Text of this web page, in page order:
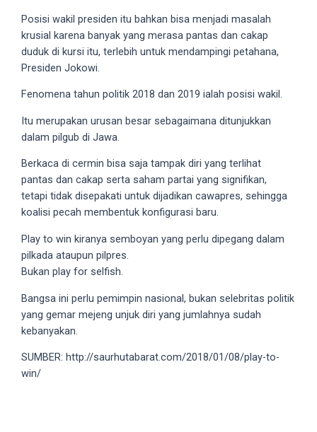
Posisi wakil presiden itu bahkan bisa menjadi masalah
krusial karena banyak yang merasa pantas dan cakap
duduk di kursi itu, terlebih untuk mendampingi petahana,
Presiden Jokowi.
Fenomena tahun politik 2018 dan 2019 ialah posisi wakil.
Itu merupakan urusan besar sebagaimana ditunjukkan
dalam pilgub di Jawa.
Berkaca di cermin bisa saja tampak diri yang terlihat
pantas dan cakap serta saham partai yang signifikan,
tetapi tidak disepakati untuk dijadikan cawapres, sehingga
koalisi pecah membentuk konfigurasi baru.
Play to win kiranya semboyan yang perlu dipegang dalam
pilkada ataupun pilpres.
Bukan play for selfish.
Bangsa ini perlu pemimpin nasional, bukan selebritas politik
yang gemar mejeng unjuk diri yang jumlahnya sudah
kebanyakan.
SUMBER: http://saurhutabarat.com/2018/01/08/play-to-
win/